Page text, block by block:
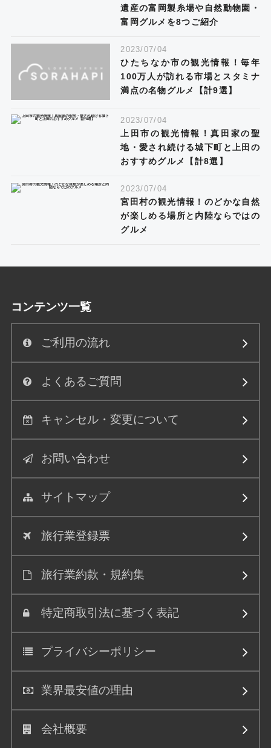
遺産の富岡製糸場や自然動物園・
富岡グルメを8つご紹介
2023/07/04
ひたちなか市の観光情報！毎年
100万人が訪れる市場とスタミナ
満点の名物グルメ【計9選】
2023/07/04
上田市の観光情報！真田家の聖
地・愛され続ける城下町と上田の
おすすめグルメ【計8選】
2023/07/04
宮田村の観光情報！のどかな自然
が楽しめる場所と内陸ならではの
グルメ
コンテンツ一覧
ご利用の流れ
よくあるご質問
キャンセル・変更について
お問い合わせ
サイトマップ
旅行業登録票
旅行業約款・規約集
特定商取引法に基づく表記
プライバシーポリシー
業界最安値の理由
会社概要